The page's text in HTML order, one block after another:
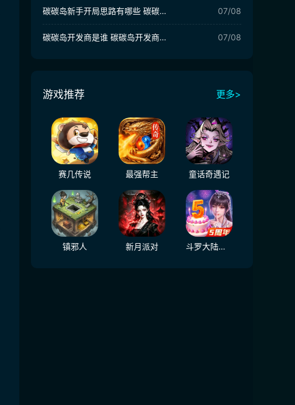
碳碳岛新手开局思路有哪些 碳碳岛新手开局思路分享 07/08
碳碳岛开发商是谁 碳碳岛开发商详细介绍 07/08
游戏推荐 更多>
赛几传说 最强帮主 童话奇遇记
镇邪人 新月派对 斗罗大陆：魂师对决